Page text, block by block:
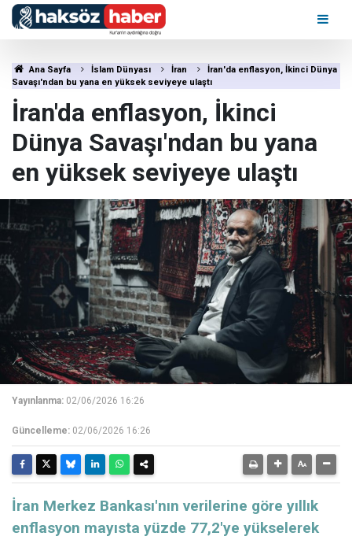
Ana Sayfa İslam Dünyası İran
İran'da enflasyon, İkinci Dünya
Savaşı'ndan bu yana en yüksek seviyeye ulaştı
İran'da enflasyon, İkinci
Dünya Savaşı'ndan bu yana
en yüksek seviyeye ulaştı
Yayınlanma: 02/06/2026 16:26
Güncelleme: 02/06/2026 16:26
İran Merkez Bankası'nın verilerine göre yıllık
enflasyon mayısta yüzde 77,2'ye yükselerek